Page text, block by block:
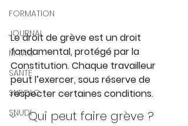
FORMATION
JOURNAL
M TAG
SANTE
SNFOLC
SNUDI
Le droit de grève est un droit
fondamental, protégé par la
Constitution. Chaque travailleur
peut l’exercer, sous réserve de
respecter certaines conditions.
Qui peut faire grève ?